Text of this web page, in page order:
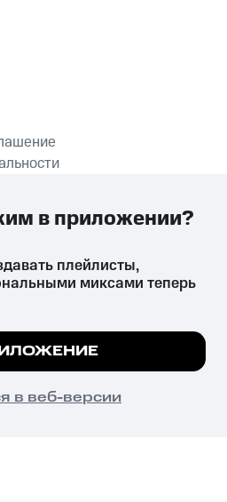
ПРИЛОЖЕНИЕ
причиняет вред здоровью,
и влечёт установленную
на сайте все
плейлисты,
миксами теперь
в веб-версии